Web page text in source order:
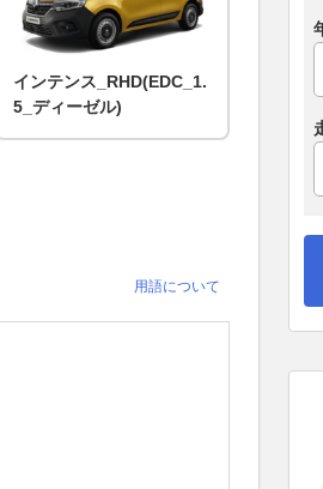
インテンス_RHD(EDC_1.
5_ディーゼル)
用語について